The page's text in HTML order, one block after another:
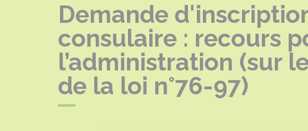
Demande
consulaire : recours
l’administration (sur
de la loi n°76-97)